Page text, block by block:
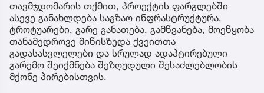
თავმჯდომარის თქმით, პროექტის ფარგლებში
ასევე განახლდება საგზაო ინფრასტრუქტურა,
ტროტუარები, გარე განათება, გამწვანება, მოეწყობა
თანამედროვე მიწისზედა ქვეითთა
გადასასვლელები და სრულად ადაპტირებული
გარემო შეიქმნება შეზღუდული შესაძლებლობის
მქონე პირებისთვის.